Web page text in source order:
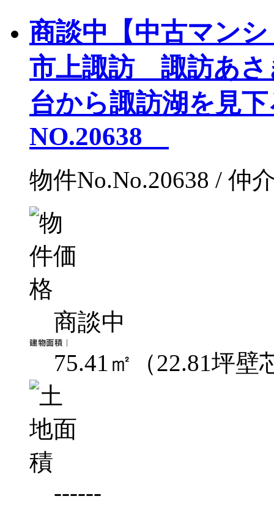
商談中【中古マン
市上諏訪 諏訪あ
台から諏訪湖を見
NO.20638
物件No.No.20638 / 仲
商談中
75.41㎡（22.81坪壁
------